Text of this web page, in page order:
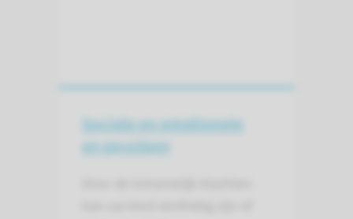
Sociale en emotionele
en gevolgen